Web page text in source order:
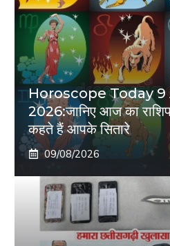
Horoscope Today
2026:जानिए आज का
कहते हैं आपके सितारे
09/08/2026